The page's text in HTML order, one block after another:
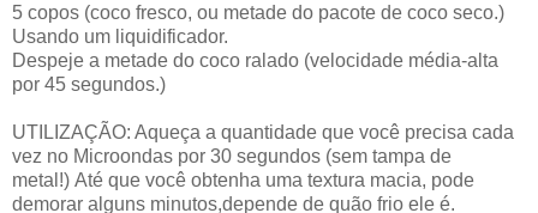
5 copos (coco fresco, ou metade do pacote de coco seco.)
Usando um liquidificador.
Despeje a metade do coco ralado (velocidade média-alta
por 45 segundos.)
UTILIZAÇÃO: Aqueça a quantidade que você precisa cada
vez no Microondas por 30 segundos (sem tampa de
metal!) Até que você obtenha uma textura macia, pode
demorar alguns minutos,depende de quão frio ele é.